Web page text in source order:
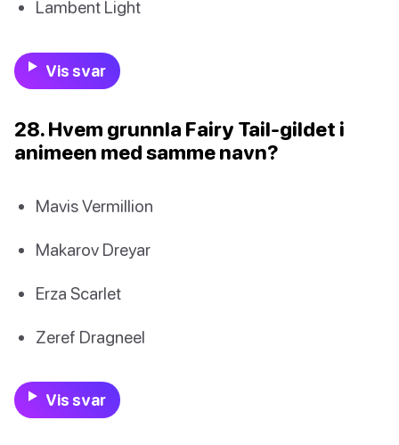
Lambent Light
Vis svar
28. Hvem grunnla Fairy Tail-gildet i
animeen med samme navn?
Mavis Vermillion
Makarov Dreyar
Erza Scarlet
Zeref Dragneel
Vis svar